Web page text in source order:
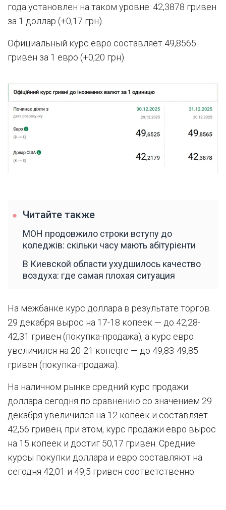
года установлен на таком уровне: 42,3878 гривен
за 1 доллар (+0,17 грн).
Официальный курс евро составляет 49,8565
гривен за 1 евро (+0,20 грн).
Читайте также
МОН продовжило строки вступу до
коледжів: скільки часу мають абітурієнти
В Киевской области ухудшилось качество
воздуха: где самая плохая ситуация
На межбанке курс доллара в результате торгов
29 декабря вырос на 17-18 копеек — до 42,28-
42,31 гривен (покупка-продажа), а курс евро
увеличился на 20-21 копеqre — до 49,83-49,85
гривен (покупка-продажа).
На наличном рынке средний курс продажи
доллара сегодня по сравнению со значением 29
декабря увеличился на 12 копеек и составляет
42,56 гривен, при этом, курс продажи евро вырос
на 15 копеек и достиг 50,17 гривен. Средние
курсы покупки доллара и евро составляют на
сегодня 42,01 и 49,5 гривен соответственно.